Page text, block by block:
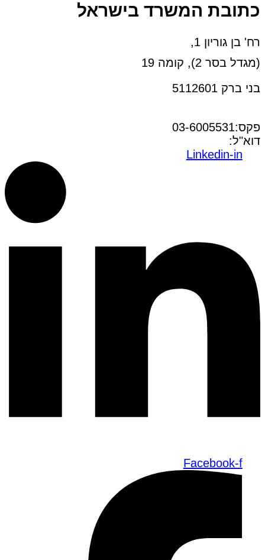
כתובת המשרד בישראל
רח' בן גוריון 1,
(מגדל בסר 2), קומה 19
בני ברק 5112601
פקס:03-6005531
דוא"ל:
Linkedin-in
Facebook-f